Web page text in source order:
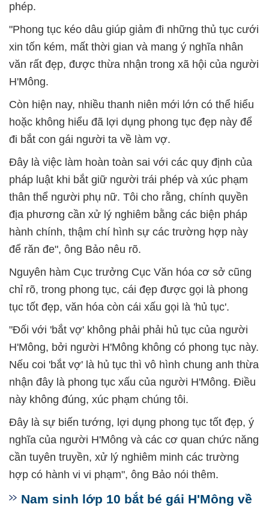
phép.
"Phong tục kéo dâu giúp giảm đi những thủ tục cưới
xin tốn kém, mất thời gian và mang ý nghĩa nhân
văn rất đẹp, được thừa nhận trong xã hội của người
H'Mông.
Còn hiện nay, nhiều thanh niên mới lớn có thể hiểu
hoặc không hiểu đã lợi dụng phong tục đẹp này để
đi bắt con gái người ta về làm vợ.
Đây là việc làm hoàn toàn sai với các quy định của
pháp luật khi bắt giữ người trái phép và xúc phạm
thân thể người phụ nữ. Tôi cho rằng, chính quyền
địa phương cần xử lý nghiêm bằng các biện pháp
hành chính, thậm chí hình sự các trường hợp này
để răn đe", ông Bảo nêu rõ.
Nguyên hàm Cục trưởng Cục Văn hóa cơ sở cũng
chỉ rõ, trong phong tục, cái đẹp được gọi là phong
tục tốt đẹp, văn hóa còn cái xấu gọi là 'hủ tục'.
"Đối với 'bắt vợ' không phải phải hủ tục của người
H'Mông, bởi người H'Mông không có phong tục này.
Nếu coi 'bắt vợ' là hủ tục thì vô hình chung anh thừa
nhận đây là phong tục xấu của người H'Mông. Điều
này không đúng, xúc phạm chúng tôi.
Đây là sự biến tướng, lợi dụng phong tục tốt đẹp, ý
nghĩa của người H'Mông và các cơ quan chức năng
cần tuyên truyền, xử lý nghiêm minh các trường
hợp có hành vi vi phạm", ông Bảo nói thêm.
Nam sinh lớp 10 bắt bé gái H'Mông về